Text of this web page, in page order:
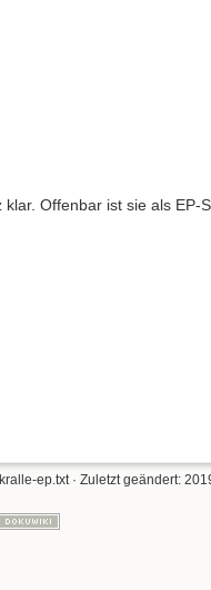
Offenbar ist sie als EP-
kralle-ep.txt· Zuletzt geändert: